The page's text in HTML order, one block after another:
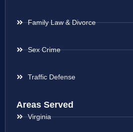
Family Law & Divorce
Sex Crime
Traffic Defense
Areas Served
Virginia